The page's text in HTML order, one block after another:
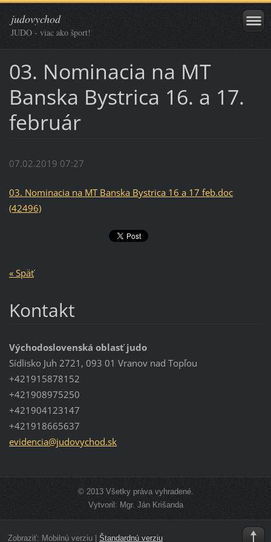
judovychod
JUDO - viac ako šport!
03. Nominacia na MT
Banska Bystrica 16. a 17.
február
07.02.2019 07:27
03. Nominacia na MT Banska Bystrica 16 a 17 feb.doc
(42496)
« Späť
Kontakt
Východoslovenská oblasť judo
Sídlisko Juh 2721, 093 01 Vranov nad Topľou
+421915878152
+421908975250
+421904123147
+421918665637
evidencia@judovychod.sk
© 2013 Všetky práva vyhradené.
Vytvoril: Mgr. Ján Krišanda
Zobraziť: Mobilnú verziu| Štandardnú verziu